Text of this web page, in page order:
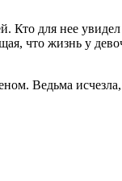
Кто для нее
что жизнь у
Ведьма